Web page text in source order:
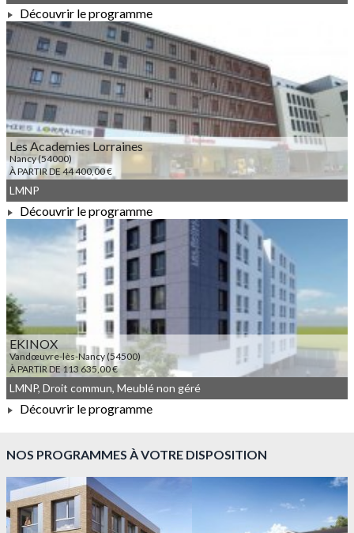
À PARTIR DE 55 400,00 €
Découvrir le programme
Les Academies Lorraines
Nancy (54000)
À PARTIR DE 44 400,00 €
À PARTIR DE 44 400,00 €
LMNP
Découvrir le programme
EKINOX
Vandœuvre-lès-Nancy (54500)
À PARTIR DE 113 635,00 €
À PARTIR DE 113 635,00 €
LMNP, Droit commun, Meublé non géré
Découvrir le programme
NOS PROGRAMMES À VOTRE DISPOSITION